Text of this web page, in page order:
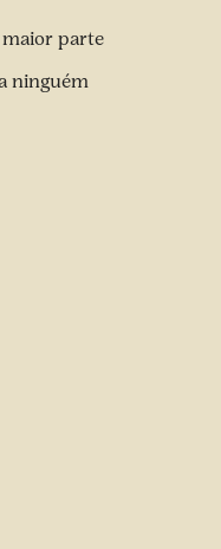
maior parte
ninguém